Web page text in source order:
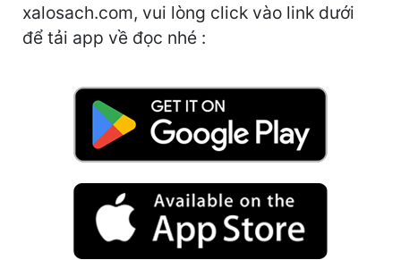
Khoa Huyễn
Khoa Huyễn Không Gian
xalosach.com, vui lòng click vào link dưới
để tải app về đọc nhé :